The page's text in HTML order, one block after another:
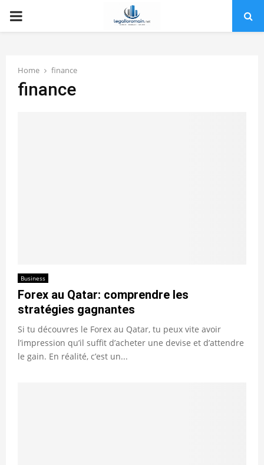
PRIMARY
Home finance
finance
Business
Forex au Qatar: comprendre les
stratégies gagnantes
Si tu découvres le Forex au Qatar, tu peux vite avoir
l’impression qu’il suffit d’acheter une devise et d’attendre
le gain. En réalité, c’est un...